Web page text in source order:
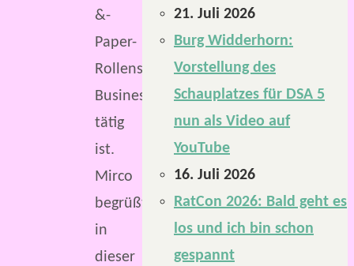
&-
Paper-
Rollenspiel-
Business
tätig
ist.
Mirco
begrüßt
in
dieser
21. Juli 2026
Burg Widderhorn:
Vorstellung des
Schauplatzes für DSA 5
nun als Video auf
YouTube
16. Juli 2026
RatCon 2026: Bald geht es
los und ich bin schon
gespannt